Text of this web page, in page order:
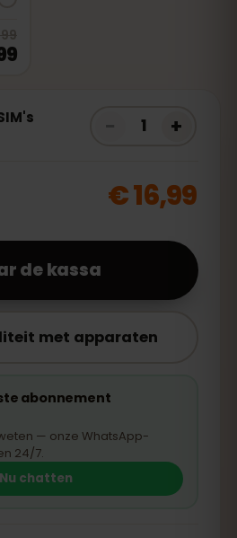
20
1 +
€ 16,99
de kassa
met apparaten
abonnement
— onze WhatsApp-
24/7.
Nu chatten